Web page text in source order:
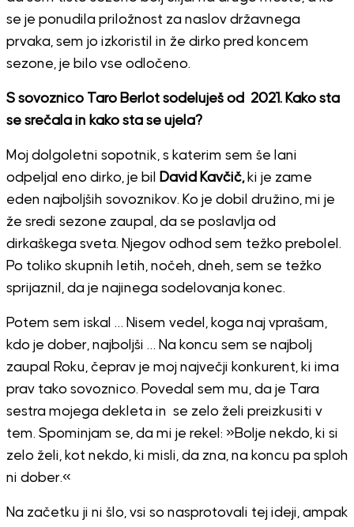
se je ponudila priložnost za naslov državnega
prvaka, sem jo izkoristil in že dirko pred koncem
sezone, je bilo vse odločeno.
S sovoznico Taro Berlot sodeluješ od 2021. Kako sta
se srečala in kako sta se ujela?
Moj dolgoletni sopotnik, s katerim sem še lani
odpeljal eno dirko, je bil
David Kavčič,ki je zame
eden najboljših sovoznikov. Ko je dobil družino, mi je
že sredi sezone zaupal, da se poslavlja od
dirkaškega sveta. Njegov odhod sem težko prebolel.
Po toliko skupnih letih, nočeh, dneh, sem se težko
sprijaznil, da je najinega sodelovanja konec.
Potem sem iskal … Nisem vedel, koga naj vprašam,
kdo je dober, najboljši … Na koncu sem se najbolj
zaupal Roku, čeprav je moj največji konkurent, ki ima
prav tako sovoznico. Povedal sem mu, da je Tara
sestra mojega dekleta in se zelo želi preizkusiti v
tem. Spominjam se, da mi je rekel: »Bolje nekdo, ki si
zelo želi, kot nekdo, ki misli, da zna, na koncu pa sploh
ni dober.«
Na začetku ji ni šlo, vsi so nasprotovali tej ideji, ampak